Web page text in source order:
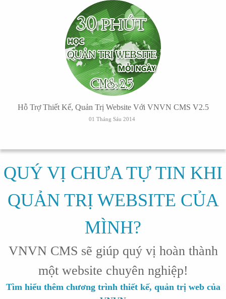
Hỗ Trợ Thiết Kế, Quản Trị Website Với VNVN CMS V2.5
01 Tháng Sáu 2014
QUÝ VỊ CHƯA TỰ TIN KHI
QUẢN TRỊ WEBSITE CỦA
MÌNH?
VNVN CMS sẽ giúp quý vị hoàn thành
một website chuyên nghiệp!
Tìm hiểu thêm chương trình thiết kế, quản trị web của